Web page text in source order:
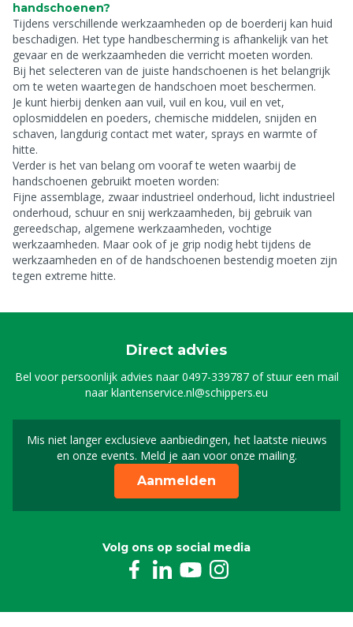
handschoenen?
Tijdens verschillende werkzaamheden op de boerderij kan huid
beschadigen. Het type handbescherming is afhankelijk van het
gevaar en de werkzaamheden die verricht moeten worden.
Bij het selecteren van de juiste handschoenen is het belangrijk
om te weten waartegen de handschoen moet beschermen.
Je kunt hierbij denken aan vuil, vuil en kou, vuil en vet,
oplosmiddelen en poeders, chemische middelen, snijden en
schaven, langdurig contact met water, sprays en warmte of
hitte.
Verder is het van belang om vooraf te weten waarbij de
handschoenen gebruikt moeten worden:
Fijne assemblage, zwaar industrieel onderhoud, licht industrieel
onderhoud, schuur en snij werkzaamheden, bij gebruik van
gereedschap, algemene werkzaamheden, vochtige
werkzaamheden. Maar ook of je grip nodig hebt tijdens de
werkzaamheden en of de handschoenen bestendig moeten zijn
tegen extreme hitte.
Direct advies
Bel voor persoonlijk advies naar0497-339787of stuur een mail
naarklantenservice.nl@schippers.eu
Mis niet langer exclusieve aanbiedingen, het laatste nieuws
en onze events. Meld je aan voor onze mailing.
Schrijf je in voor onze
Aanmelden
Volg ons op social media